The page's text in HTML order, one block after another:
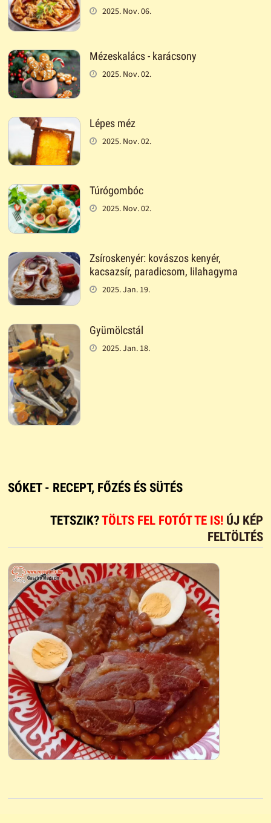
2025. Nov. 06.
Mézeskalács - karácsony
2025. Nov. 02.
Lépes méz
2025. Nov. 02.
Túrógombóc
2025. Nov. 02.
Zsíroskenyér: kovászos kenyér,
kacsazsír, paradicsom, lilahagyma
2025. Jan. 19.
Gyümölcstál
2025. Jan. 18.
SÓKET - RECEPT, FŐZÉS ÉS SÜTÉS
TETSZIK?TÖLTS FEL FOTÓT TE IS! ÚJ KÉP
FELTÖLTÉS